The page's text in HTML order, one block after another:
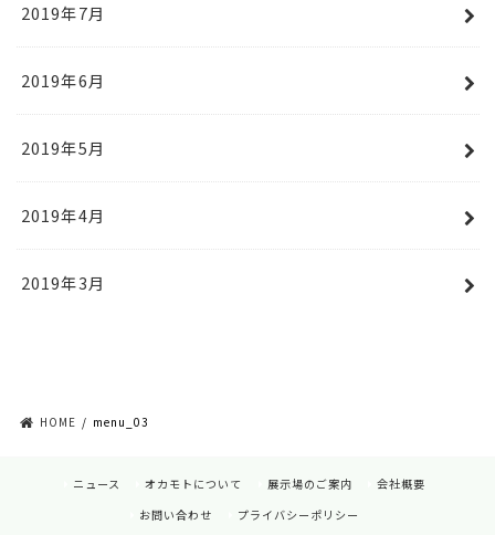
2019年7月
2019年6月
2019年5月
2019年4月
2019年3月
HOME menu_03
ニュース オカモトについて 展示場のご案内
会社概要
お問い合わせ
プライバシーポリシー